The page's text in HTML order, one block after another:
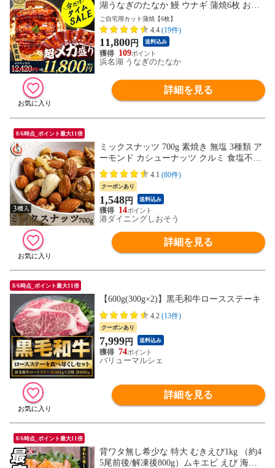
湖うなぎのたなか 鰻 ウナギ 蒲焼6枚 お中
元 御中元 夏ギフト プレゼント 送料無料
小分け 蒲焼き 食べ物 食品 グルメ 人気 誕
生日 内祝い ご褒美 自宅用 pon-6 ※ご指定
日にお届け
ご自宅用カット蒲焼【6枚】
4.4 (19件)
11,800円 送料込み
109
浜名湖 うなぎのたなか
詳細を見る
8/6時点_ポイント最大11倍
ミックスナッツ 700g 素焼き 無塩 3種類 ア
ーモンド カシューナッツ クルミ 食塩不使
用 加工オイル不使用
4.1 (80件)
クーポンあり
1,548円 送料込み
14
港ダイニングしおそう
詳細を見る
8/6時点_ポイント最大11倍
【600g(300g×2)】黒毛和牛ロースステーキ
4.2 (13件)
クーポンあり
7,999円 送料込み
74
バリューマルシェ
詳細を見る
8/6時点_ポイント最大11倍
背ワタ無し希少な 特大 むきえび1kg （約4
5尾前後/解凍後800g）ムキエビ えび 海老